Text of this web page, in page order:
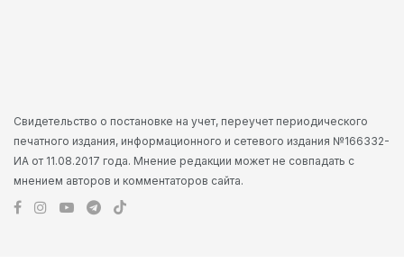
Свидетельство о постановке на учет, переучет периодического
печатного издания, информационного и сетевого издания №166332-
ИА от 11.08.2017 года. Мнение редакции может не совпадать с
мнением авторов и комментаторов сайта.